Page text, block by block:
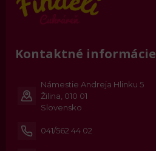
Kontaktné informácie
Námestie Andreja Hlinku 5
Žilina, 010 01
Slovensko
041/562 44 02